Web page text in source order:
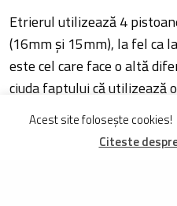
Etrierul utilizează 4
(16mm și 15mm), la fel ca
este cel care face o altă
ciuda faptului că utilizează
aerisierea se face la fel, cu
credeai că scapi cu un
pâlnie. În orice caz, mi se
Acest site folosește cookies!
Citeste